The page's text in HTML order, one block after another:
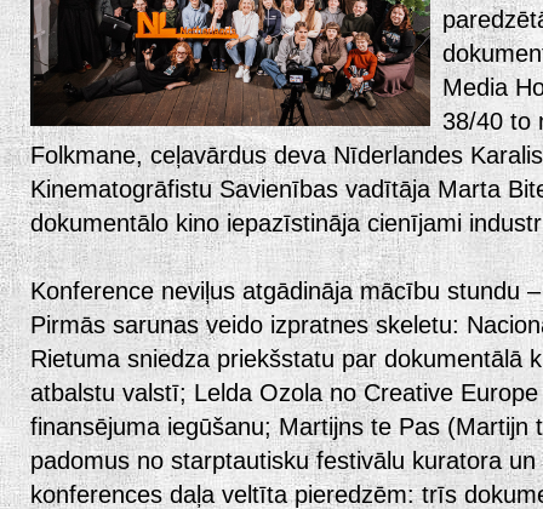
Media
38/40 to
Folkmane, ceļavārdus deva Nīderlandes
Kinematogrāfistu Savienības vadītāja Marta
dokumentālo kino iepazīstināja cienījami
Konference neviļus atgādināja mācību stundu
Pirmās sarunas veido izpratnes skeletu:
Rietuma sniedza priekšstatu par dokumentālā
atbalstu valstī; Lelda Ozola no Creative
finansējuma iegūšanu; Martijns te Pas (Martijn
padomus no starptautisku festivālu kuratora
konferences daļa veltīta pieredzēm: trīs